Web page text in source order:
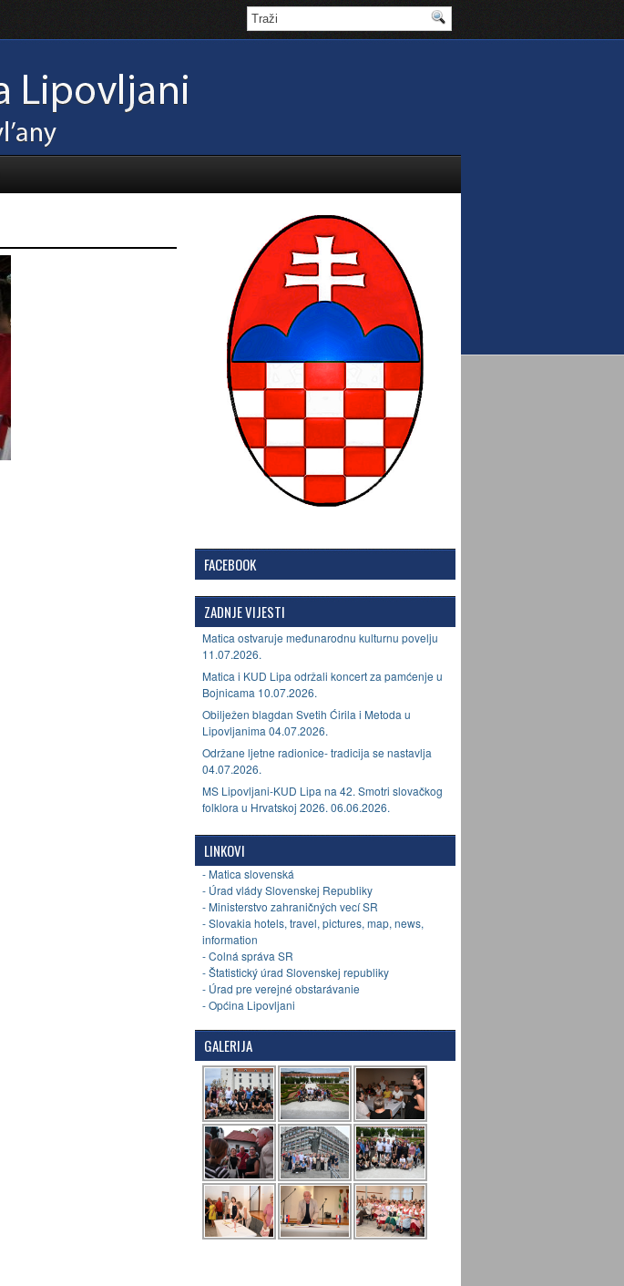
FACEBOOK
ZADNJE VIJESTI
Matica ostvaruje međunarodnu kulturnu povelju
11.07.2026.
Matica i KUD Lipa održali koncert za pamćenje u
Bojnicama 10.07.2026.
Obilježen blagdan Svetih Ćirila i Metoda u
Lipovljanima 04.07.2026.
Održane ljetne radionice- tradicija se nastavlja
04.07.2026.
MS Lipovljani-KUD Lipa na 42. Smotri slovačkog
folklora u Hrvatskoj 2026. 06.06.2026.
LINKOVI
- Matica slovenská
- Úrad vlády Slovenskej Republiky
- Ministerstvo zahraničných vecí SR
- Slovakia hotels, travel, pictures, map, news,
information
- Colná správa SR
- Štatistický úrad Slovenskej republiky
- Úrad pre verejné obstarávanie
- Općina Lipovljani
GALERIJA